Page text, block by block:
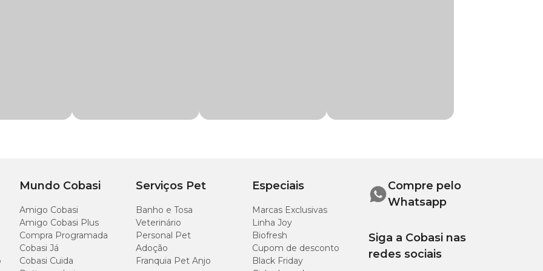
Mundo Cobasi
Amigo Cobasi
Amigo Cobasi Plus
Compra Programada
Cobasi Já
Cobasi Cuida
Serviços Pet
Banho e Tosa
Veterinário
Personal Pet
Adoção
Franquia Pet Anjo
Especiais
Marcas Exclusivas
Linha Joy
Biofresh
Cupom de desconto
Black Friday
Compre pelo
Whatsapp
Siga a Cobasi nas
redes sociais